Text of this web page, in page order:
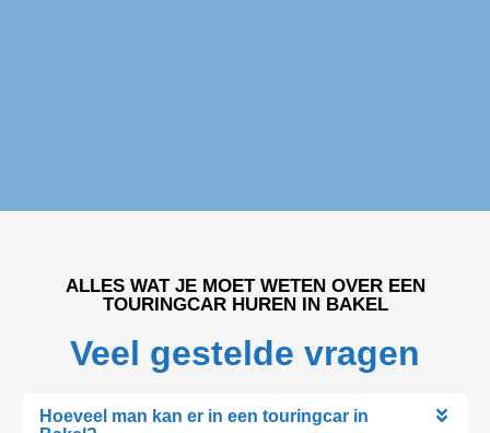
ALLES WAT JE MOET WETEN OVER EEN
TOURINGCAR HUREN IN BAKEL
Veel gestelde vragen
Hoeveel man kan er in een touringcar in